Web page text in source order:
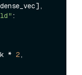
* 2,